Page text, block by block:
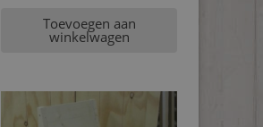
Toevoegen aan
winkelwagen